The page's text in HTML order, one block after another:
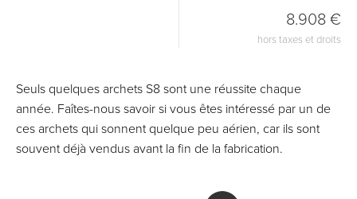
8.908 €
hors taxes et droits
Seuls quelques archets S8 sont une réussite chaque
année. Faîtes-nous savoir si vous êtes intéressé par un de
ces archets qui sonnent quelque peu aérien, car ils sont
souvent déjà vendus avant la fin de la fabrication.